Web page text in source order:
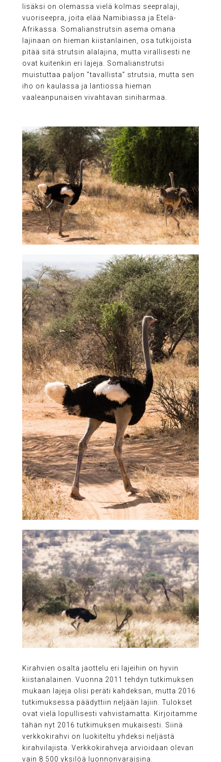
lisäksi on olemassa vielä kolmas seepralaji,
vuoriseepra, joita elää Namibiassa ja Etelä-
Afrikassa. Somalianstrutsin asema omana
lajinaan on hieman kiistanlainen, osa tutkijoista
pitää sitä strutsin alalajina, mutta virallisesti ne
ovat kuitenkin eri lajeja. Somalianstrutsi
muistuttaa paljon ”tavallista” strutsia, mutta sen
iho on kaulassa ja lantiossa hieman
vaaleanpunaisen vivahtavan siniharmaa.
Kirahvien osalta jaottelu eri lajeihin on hyvin
kiistanalainen. Vuonna 2011 tehdyn tutkimuksen
mukaan lajeja olisi peräti kahdeksan, mutta 2016
tutkimuksessa päädyttiin neljään lajiin. Tulokset
ovat vielä lopullisesti vahvistamatta. Kirjoitamme
tähän nyt 2016 tutkimuksen mukaisesti. Siinä
verkkokirahvi on luokiteltu yhdeksi neljästä
kirahvilajista. Verkkokirahveja arvioidaan olevan
vain 8 500 yksilöä luonnonvaraisina.